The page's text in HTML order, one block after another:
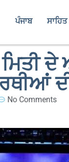
ਪੰਜਾਬ ਸਾਹਿਤ
ਦੇ
No Comments